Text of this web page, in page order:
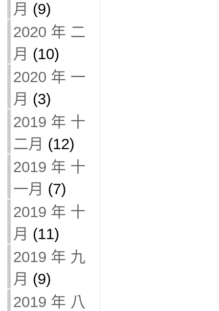
月 (9)
2020 年 二
月 (10)
2020 年 一
月 (3)
2019 年 十
二月 (12)
2019 年 十
一月 (7)
2019 年 十
月 (11)
2019 年 九
月 (9)
2019 年 八